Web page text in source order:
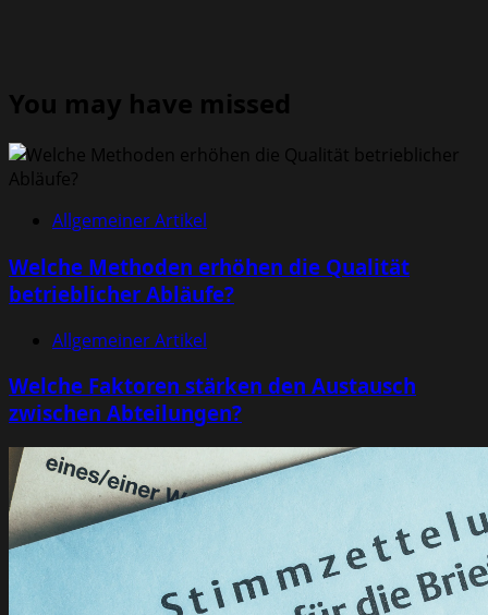
You may have missed
Allgemeiner Artikel
Welche Methoden erhöhen die Qualität
betrieblicher Abläufe?
Allgemeiner Artikel
Welche Faktoren stärken den Austausch
zwischen Abteilungen?